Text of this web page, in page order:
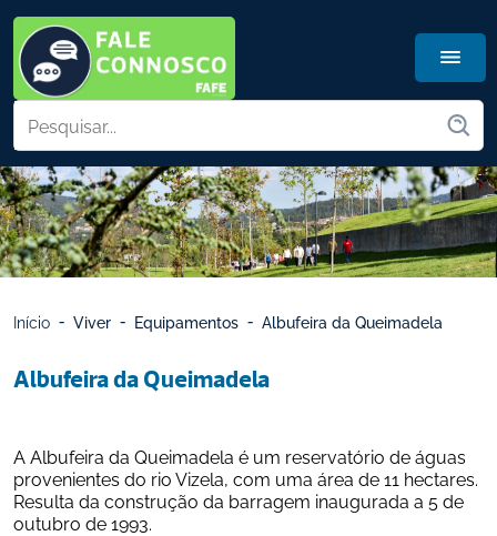
Início Viver Equipamentos Albufeira da Queimadela
Albufeira da Queimadela
A Albufeira da Queimadela é um reservatório de águas
provenientes do rio Vizela, com uma área de 11 hectares.
Resulta da construção da barragem inaugurada a 5 de
outubro de 1993.